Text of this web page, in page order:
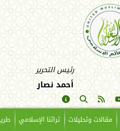
رئيس التحرير
أحمد نصار
مقالات وتحليلات تراثنا الإسلامي